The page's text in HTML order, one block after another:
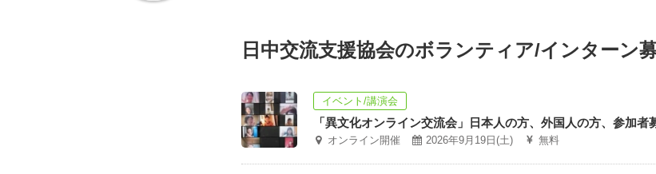
日中交流支援協会のボランティア/インターン
イベント/講演会
「異文化オンライン交流会」日本人の方、外国人の方、参加
オンライン開催 2026年9月19日(土) 無料